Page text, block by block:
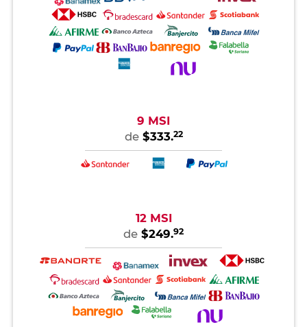
9 MSI
de $333.22
12 MSI
de $249.92